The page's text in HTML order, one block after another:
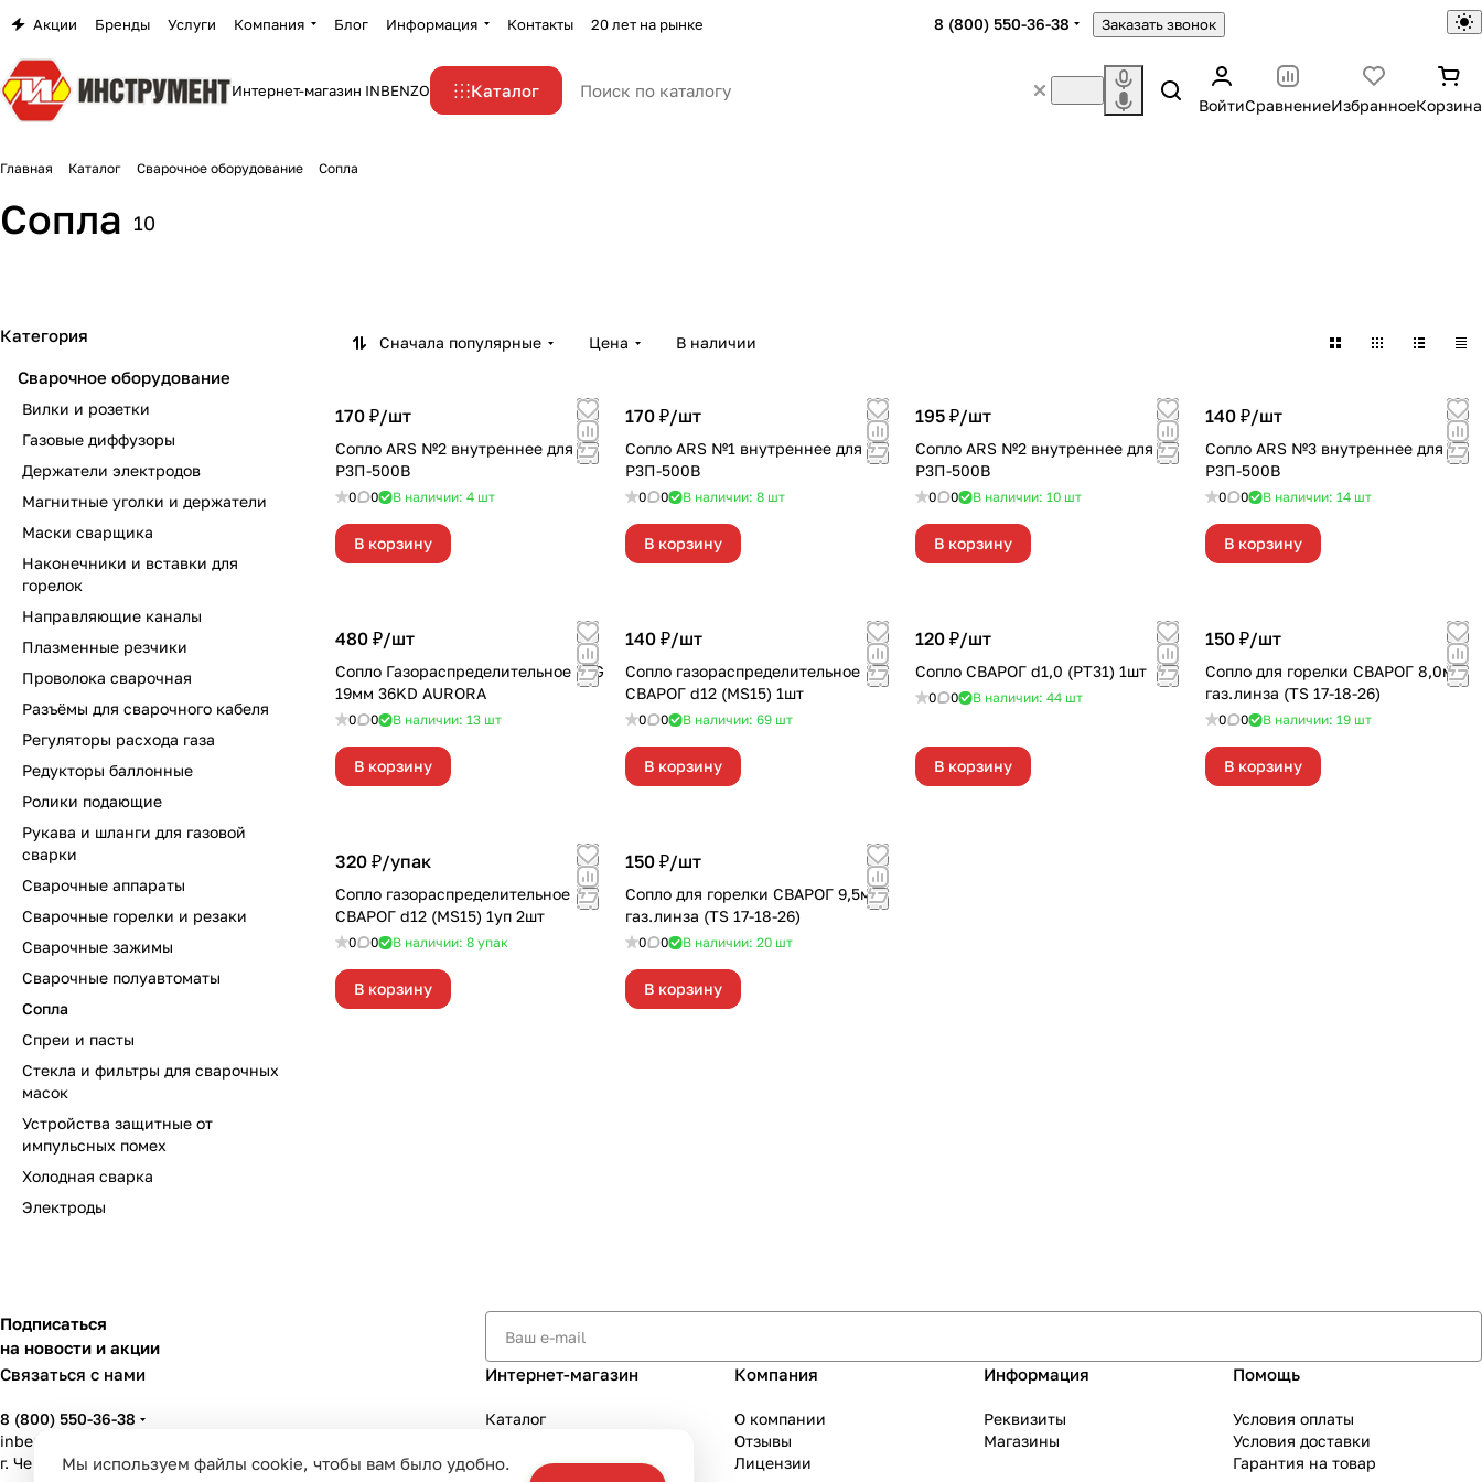
Мы используем файлы cookie, чтобы вам было удобно.
Акции Бренды Услуги Компания Блог Информация Контакты 20 лет на рынке 8 (800) 550-36-38 Заказать звонок
Интернет-магазин INBENZO Каталог
ВойтиСравнениеИзбранноеКорзина
Главная Каталог Сварочное оборудование Сопла
Сопла 10
Сначала популярные Цена В наличии
170 ₽/шт
Сопло ARS №2 внутреннее для
Р3П-500В
0 0 В наличии: 4 шт
В корзину
170 ₽/шт
Сопло ARS №1 внутреннее для
Р3П-500В
0 0 В наличии: 8 шт
В корзину
195 ₽/шт
Сопло ARS №2 внутреннее для
Р3П-500В
0 0 В наличии: 10 шт
В корзину
140 ₽/шт
Сопло ARS №3 внутреннее для
Р3П-500В
0 0 В наличии: 14 шт
В корзину
480 ₽/шт
Сопло Газораспределительное MIG
19мм 36KD AURORA
0 0 В наличии: 13 шт
В корзину
140 ₽/шт
Сопло газораспределительное
СВАРОГ d12 (MS15) 1шт
0 0 В наличии: 69 шт
В корзину
120 ₽/шт
Сопло СВАРОГ d1,0 (РТ31) 1шт
0 0 В наличии: 44 шт
В корзину
150 ₽/шт
Сопло для горелки СВАРОГ 8,0мм
газ.линза (TS 17-18-26)
0 0 В наличии: 19 шт
В корзину
320 ₽/упак
Сопло газораспределительное
СВАРОГ d12 (MS15) 1уп 2шт
0 0 В наличии: 8 упак
В корзину
150 ₽/шт
Сопло для горелки СВАРОГ 9,5мм
газ.линза (TS 17-18-26)
0 0 В наличии: 20 шт
В корзину
Категория
Сварочное оборудование
Вилки и розетки
Газовые диффузоры
Держатели электродов
Магнитные уголки и держатели
Маски сварщика
Наконечники и вставки для
горелок
Направляющие каналы
Плазменные резчики
Проволока сварочная
Разъёмы для сварочного кабеля
Регуляторы расхода газа
Редукторы баллонные
Ролики подающие
Рукава и шланги для газовой
сварки
Сварочные аппараты
Сварочные горелки и резаки
Сварочные зажимы
Сварочные полуавтоматы
Сопла
Спреи и пасты
Стекла и фильтры для сварочных
масок
Устройства защитные от
импульсных помех
Холодная сварка
Электроды
Подписаться
на новости и акции
Связаться с нами
8 (800) 550-36-38
inbenzo35@list.ru
г. Череповец, ул. Вологодская, д. 50А
Интернет-магазин
Каталог
Бренды
Компания
О компании
Отзывы
Лицензии
Информация
Реквизиты
Магазины
Помощь
Условия оплаты
Условия доставки
Гарантия на товар